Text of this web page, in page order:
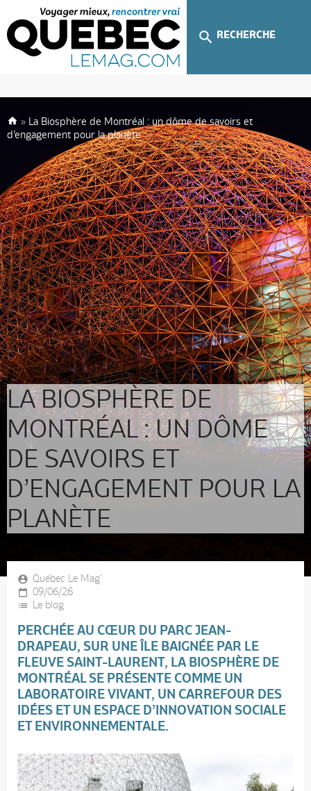
RECHERCHE
» La Biosphère de Montréal : un dôme de savoirs et
d’engagement pour la planète
LA BIOSPHÈRE DE
MONTRÉAL : UN DÔME
DE SAVOIRS ET
D’ENGAGEMENT POUR LA
PLANÈTE
Québec Le Mag'
09/06/26
Le blog
PERCHÉE AU CŒUR DU PARC JEAN-
DRAPEAU, SUR UNE ÎLE BAIGNÉE PAR LE
FLEUVE SAINT-LAURENT, LABIOSPHÈRE DE
MONTRÉALSE PRÉSENTE COMME UN
LABORATOIRE VIVANT, UN CARREFOUR DES
IDÉES ET UN ESPACE D’INNOVATION SOCIALE
ET ENVIRONNEMENTALE.